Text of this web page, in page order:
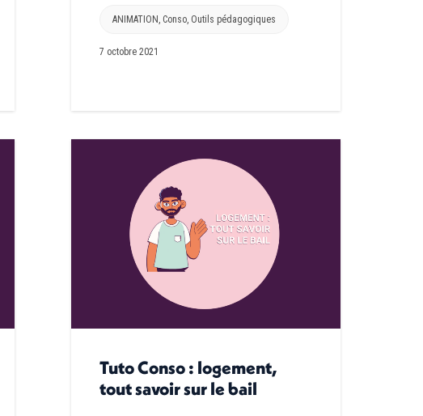
ANIMATION , Conso, Outils pédagogiques
7 octobre 2021
Tuto Conso : logement,
tout savoir sur le bail